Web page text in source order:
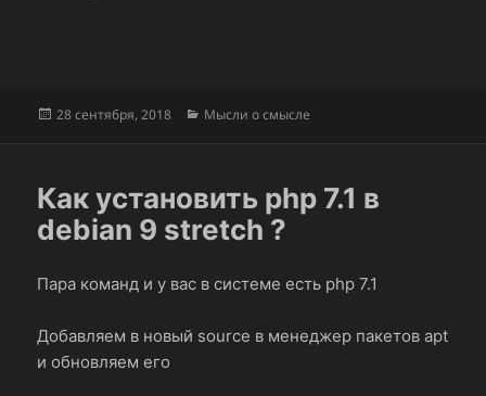
Опубликовано
28 сентября, 2018 Рубрики
Мысли о смысле
Как установить php 7.1 в
debian 9 stretch ?
Пара команд и у вас в системе есть php 7.1
Добавляем в новый source в менеджер пакетов apt
и обновляем его